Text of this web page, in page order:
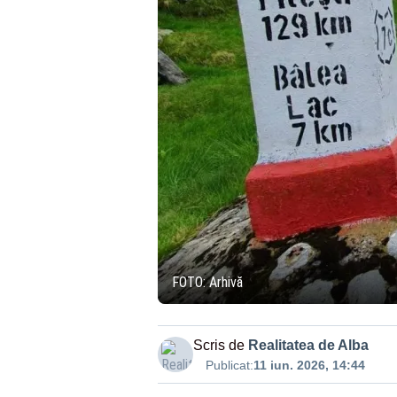
FOTO: Arhivă
Scris de Realitatea de Alba
Publicat:11 iun. 2026, 14:44